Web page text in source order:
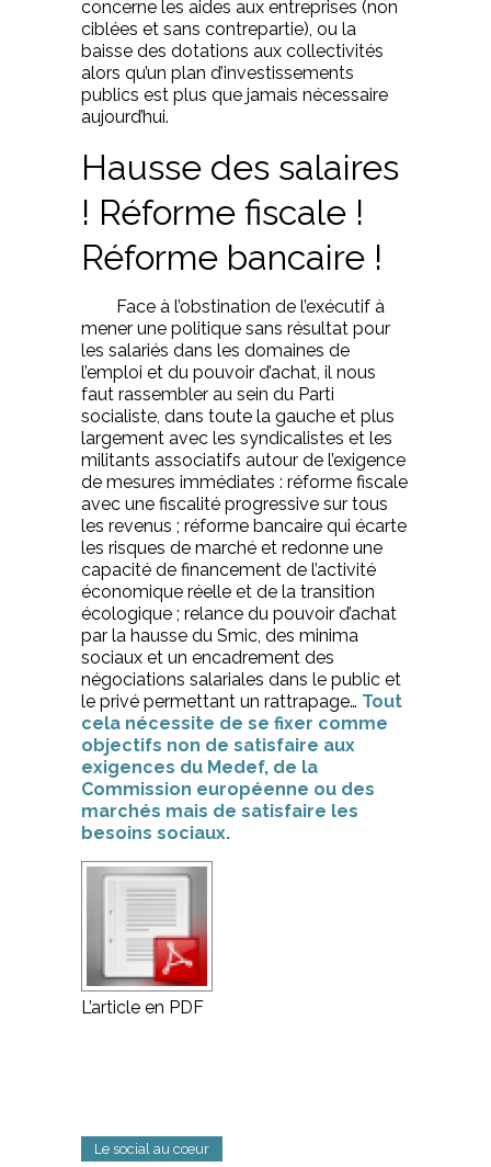
concerne les aides aux entreprises (non
ciblées et sans contrepartie), ou la
baisse des dotations aux collectivités
alors qu’un plan d’investissements
publics est plus que jamais nécessaire
aujourd’hui.
Hausse des salaires
! Réforme fiscale !
Réforme bancaire !
Face à l’obstination de l’exécutif à
mener une politique sans résultat pour
les salariés dans les domaines de
l’emploi et du pouvoir d’achat, il nous
faut rassembler au sein du Parti
socialiste, dans toute la gauche et plus
largement avec les syndicalistes et les
militants associatifs autour de l’exigence
de mesures immédiates : réforme fiscale
avec une fiscalité progressive sur tous
les revenus ; réforme bancaire qui écarte
les risques de marché et redonne une
capacité de financement de l’activité
économique réelle et de la transition
écologique ; relance du pouvoir d’achat
par la hausse du Smic, des minima
sociaux et un encadrement des
négociations salariales dans le public et
le privé permettant un rattrapage… Tout
cela nécessite de se fixer comme
objectifs non de satisfaire aux
exigences du Medef, de la
Commission européenne ou des
marchés mais de satisfaire les
besoins sociaux.
L’article en PDF
Le social au cœur